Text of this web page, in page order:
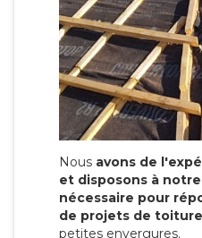
Nous avons de
et disposons à
nécessaire pour
de projets de toiture
petites envergures.